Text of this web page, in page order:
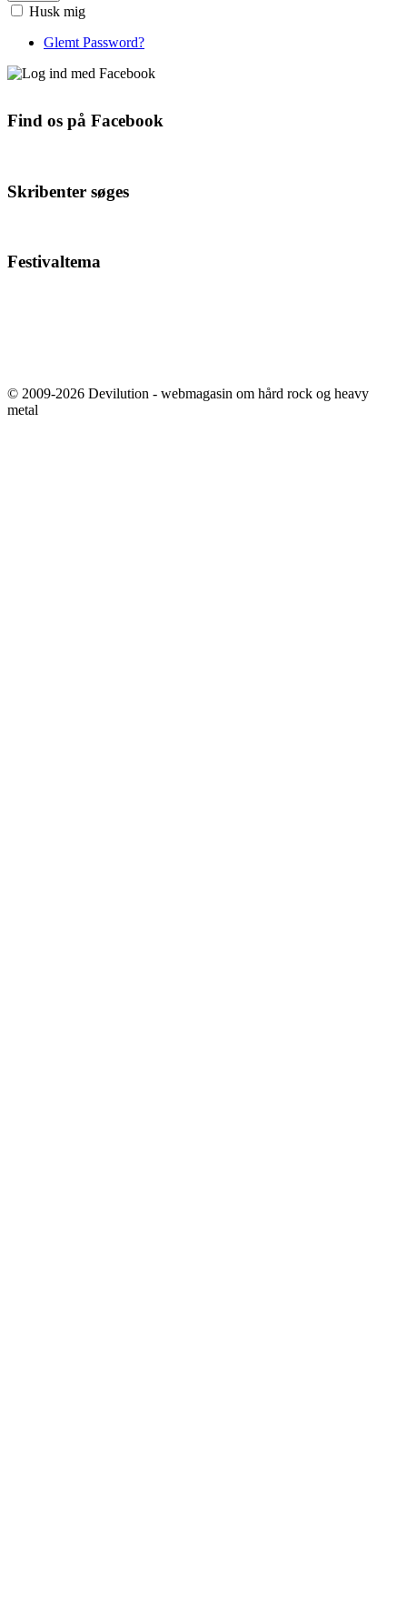
Husk mig
Glemt Password?
Find os på Facebook
Skribenter søges
Festivaltema
© 2009-2026 Devilution - webmagasin om hård rock og heavy
metal